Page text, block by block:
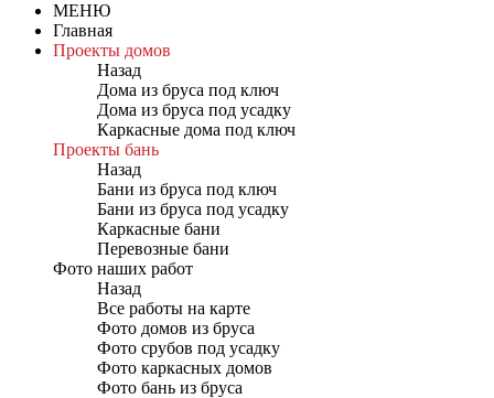
МЕНЮ
Главная
Проекты домов
Назад
Дома из бруса под ключ
Дома из бруса под усадку
Каркасные дома под ключ
Проекты бань
Назад
Бани из бруса под ключ
Бани из бруса под усадку
Каркасные бани
Перевозные бани
Фото наших работ
Назад
Все работы на карте
Фото домов из бруса
Фото срубов под усадку
Фото каркасных домов
Фото бань из бруса